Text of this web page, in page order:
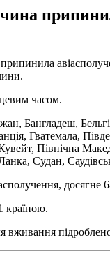
часом.
Бангладеш,
Гватемала,
Північна
Судан,
країною.
вживання